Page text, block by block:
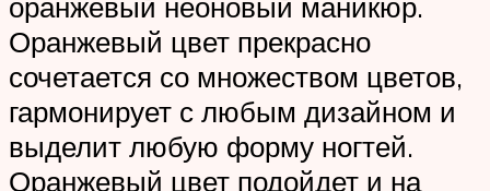
Оранжевый цвет прекрасно
сочетается со множеством цветов,
гармонирует с любым дизайном и
выделит любую форму ногтей.
Оранжевый цвет подойдет и на